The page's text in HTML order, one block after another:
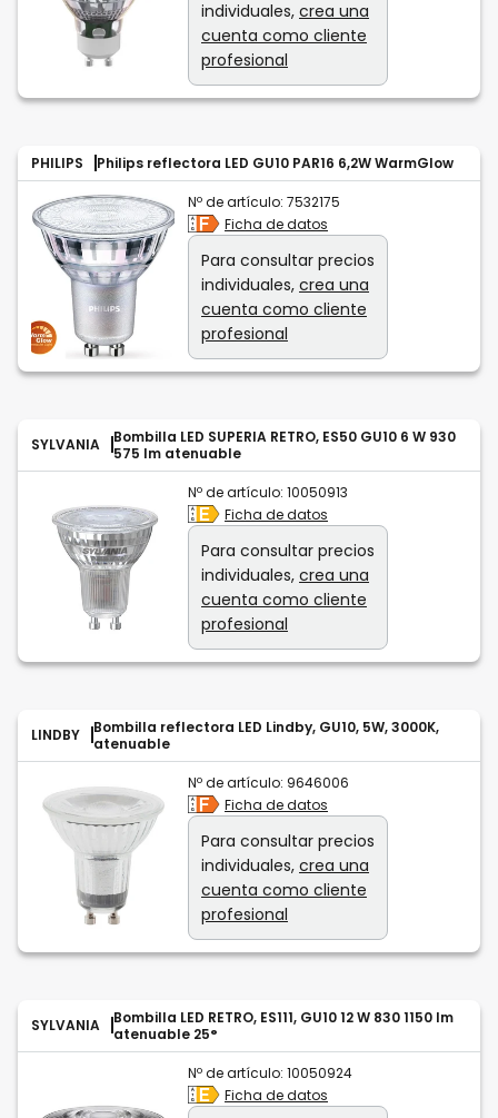
individuales, crea una
cuenta como cliente
profesional
PHILIPS Philips reflectora LED GU10 PAR16 6,2W WarmGlow
Nº de artículo: 7532175
Ficha de datos
Para consultar precios
individuales, crea una
cuenta como cliente
profesional
SYLVANIA
Bombilla LED SUPERIA RETRO, ES50 GU10 6 W 930
575 lm atenuable
Nº de artículo: 10050913
Ficha de datos
Para consultar precios
individuales, crea una
cuenta como cliente
profesional
LINDBY
Bombilla reflectora LED Lindby, GU10, 5W, 3000K,
atenuable
Nº de artículo: 9646006
Ficha de datos
Para consultar precios
individuales, crea una
cuenta como cliente
profesional
SYLVANIA
Bombilla LED RETRO, ES111, GU10 12 W 830 1150 lm
atenuable 25°
Nº de artículo: 10050924
Ficha de datos